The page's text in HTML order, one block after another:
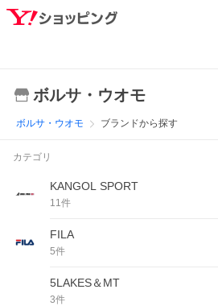
ボルサ・ウオモ
ボルサ・ウオモ ブランドから探す
カテゴリ
KANGOL SPORT
11件
FILA
5件
5LAKES＆MT
3件